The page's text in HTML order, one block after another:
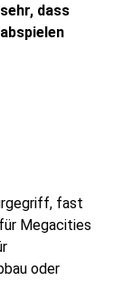
dass
fast
Megacities
oder